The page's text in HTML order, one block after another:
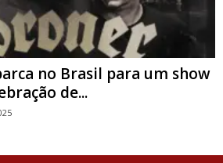
no Brasil para um show
de...